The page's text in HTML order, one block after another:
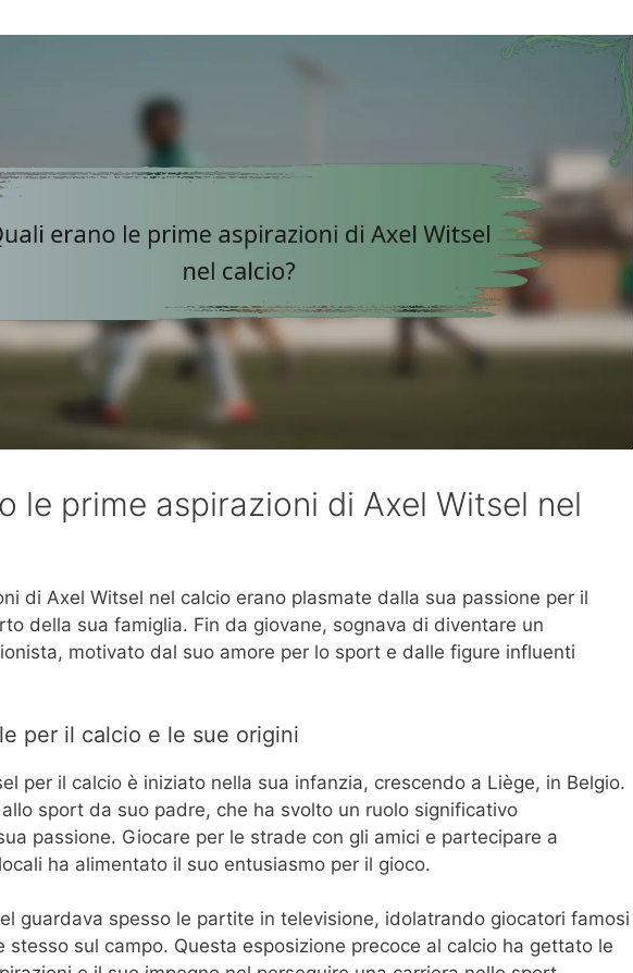
le prime aspirazioni di Axel Witsel nel
di Axel Witsel nel calcio erano plasmate dalla sua passione per il
della sua famiglia. Fin da giovane, sognava di diventare un
motivato dal suo amore per lo sport e dalle figure influenti
per il calcio e le sue origini
per il calcio è iniziato nella sua infanzia, crescendo a Liège, in Belgio.
sport da suo padre, che ha svolto un ruolo significativo
passione. Giocare per le strade con gli amici e partecipare a
ha alimentato il suo entusiasmo per il gioco.
guardava spesso le partite in televisione, idolatrando giocatori famosi
stesso sul campo. Questa esposizione precoce al calcio ha gettato le